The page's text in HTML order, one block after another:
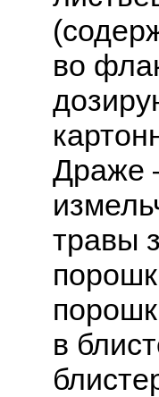
во
Драже
травы
в